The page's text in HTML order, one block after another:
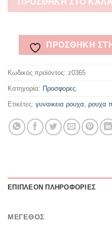
ΠΡΟΣΘΉΚΗ ΣΤΟ
ΠΡΌΣΘΉΚΗ
Κωδικός προϊόντος: z0365
Κατηγορία: Προσφορες
Ετικέτες: γυναικεια ρουχα, ρουχα
ΕΠΙΠΛΈΟΝ ΠΛΗΡΟΦΟΡΊΕΣ
ΜΈΓΕΘΟΣ